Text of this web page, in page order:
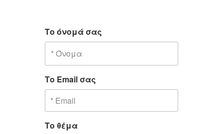
Το όνομά σας
Το Email σας
Το θέμα